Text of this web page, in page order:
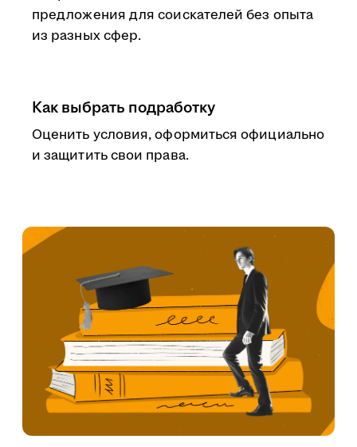
предложения для соискателей без опыта
из разных сфер.
Как выбрать подработку
Оценить условия, оформиться официально
и защитить свои права.